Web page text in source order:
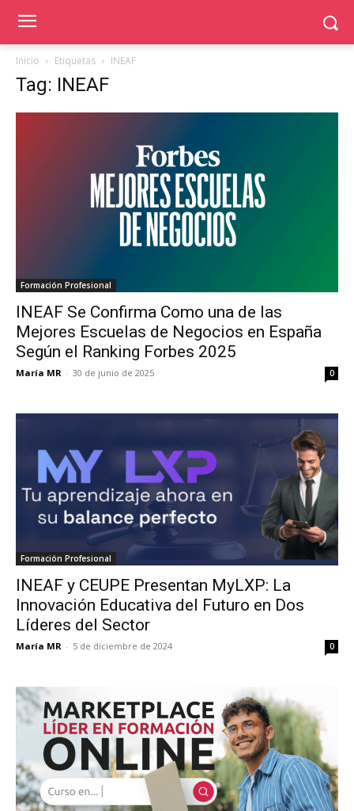
Inicio Etiquetas INEAF
Tag: INEAF
Formación Profesional
INEAF Se Confirma Como una de las
Mejores Escuelas de Negocios en España
Según el Ranking Forbes 2025
María MR - 30 de junio de 2025 0
Formación Profesional
INEAF y CEUPE Presentan MyLXP: La
Innovación Educativa del Futuro en Dos
Líderes del Sector
María MR - 5 de diciembre de 2024 0